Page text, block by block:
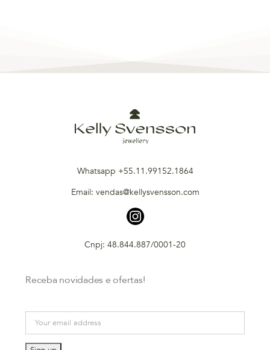
Whatsapp +55.11.99152.1864
Email: vendas@kellysvensson.com
Cnpj: 48.844.887/0001-20
Receba novidades e ofertas!